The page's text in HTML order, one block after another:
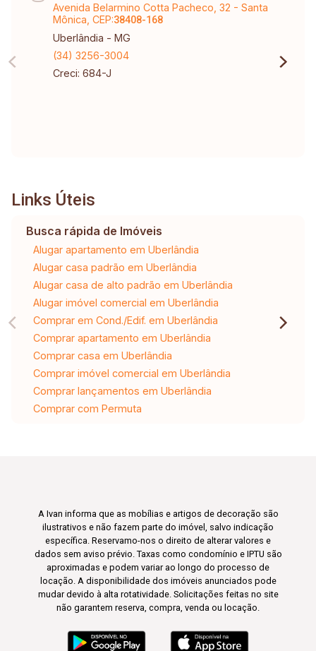
Avenida Belarmino Cotta Pacheco, 32 - Santa
Mônica, CEP:38408-168
Uberlândia - MG
(34) 3256-3004
Creci: 684-J
Links Úteis
Busca rápida de Imóveis
Alugar apartamento em Uberlândia
Alugar casa padrão em Uberlândia
Alugar casa de alto padrão em Uberlândia
Alugar imóvel comercial em Uberlândia
Comprar em Cond./Edif. em Uberlândia
Comprar apartamento em Uberlândia
Comprar casa em Uberlândia
Comprar imóvel comercial em Uberlândia
Comprar lançamentos em Uberlândia
Comprar com Permuta
A Ivan informa que as mobílias e artigos de decoração são
ilustrativos e não fazem parte do imóvel, salvo indicação
específica. Reservamo-nos o direito de alterar valores e
dados sem aviso prévio. Taxas como condomínio e IPTU são
aproximadas e podem variar ao longo do processo de
locação. A disponibilidade dos imóveis anunciados pode
mudar devido à alta rotatividade. Solicitações feitas no site
não garantem reserva, compra, venda ou locação.